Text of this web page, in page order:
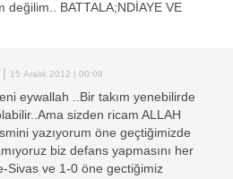
değilim.. BATTALA;NDİAYE VE
| 15 Aralık 2012 | 00:08
eywallah ..Bir takım yenebilirde
sizden ricam ALLAH
yazıyorum öne geçtiğimizde
biz defans yapmasını her
Sivas ve 1-0 öne gectiğimiz